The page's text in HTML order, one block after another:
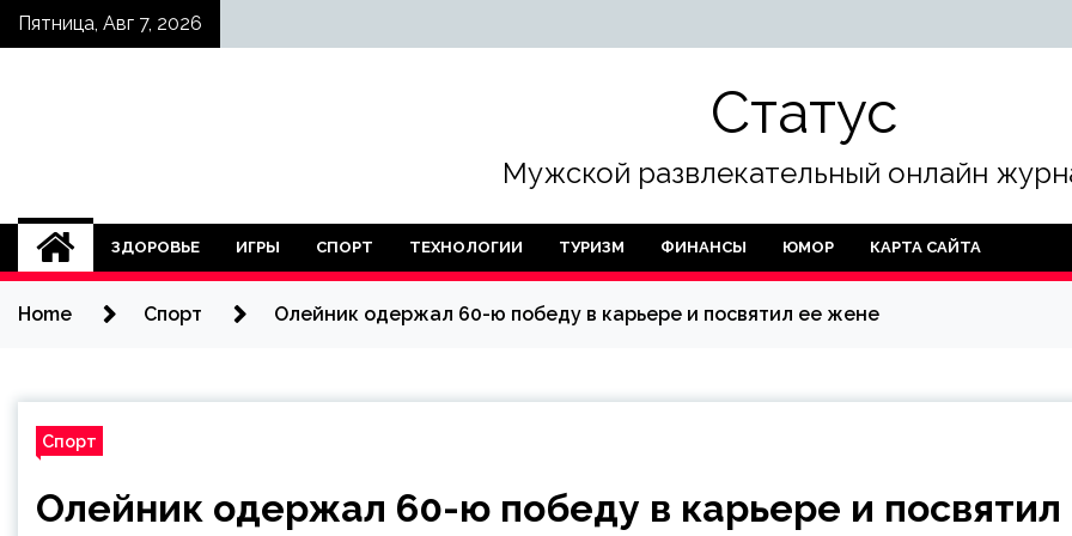
SkipПятница, Авг 7, 2026
Статус
Мужской развлекательный онлайн
ЗДОРОВЬЕ ИГРЫ СПОРТ ТЕХНОЛОГИИ ТУРИЗМ ФИНАНСЫ ЮМОР КАРТА САЙТА
Home Спорт Олейник одержал 60-ю победу в карьере и посвятил ее жене
Спорт
Олейник одержал 60-ю победу в карьере и посвятил